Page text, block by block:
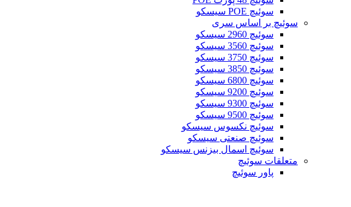
سوئیچ POE سیسکو
سوئیچ بر اساس سری
سوئیچ 2960 سیسکو
سوئیچ 3560 سیسکو
سوئیچ 3750 سیسکو
سوئیچ 3850 سیسکو
سوئیچ 6800 سیسکو
سوئیچ 9200 سیسکو
سوئیچ 9300 سیسکو
سوئیچ 9500 سیسکو
سوئیچ نکسوس سیسکو
سوئیچ صنعتی سیسکو
سوئیچ اسمال بیزنس سیسکو
متعلقات سوئیچ
پاور سوئیچ